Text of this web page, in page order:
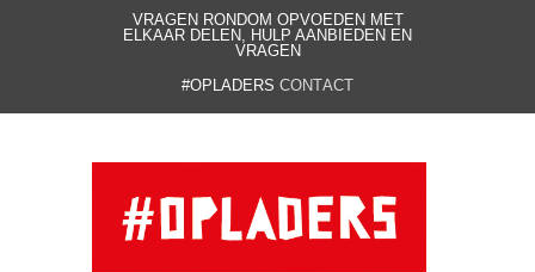
VRAGEN RONDOM OPVOEDEN MET
ELKAAR DELEN, HULP AANBIEDEN EN
VRAGEN
#OPLADERS CONTACT